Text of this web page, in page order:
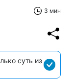
3 мин
суть из